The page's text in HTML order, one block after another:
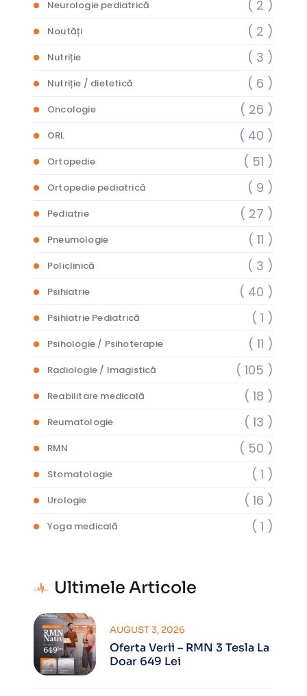
Neurologie pediatrică ( 2 )
Noutăți ( 2 )
Nutriție ( 3 )
Nutriție / dietetică ( 6 )
Oncologie ( 26 )
ORL ( 40 )
Ortopedie ( 51 )
Ortopedie pediatrică ( 9 )
Pediatrie ( 27 )
Pneumologie ( 11 )
Policlinică ( 3 )
Psihiatrie ( 40 )
Psihiatrie Pediatrică ( 1 )
Psihologie / Psihoterapie ( 11 )
Radiologie / Imagistică ( 105 )
Reabilitare medicală ( 18 )
Reumatologie ( 13 )
RMN ( 50 )
Stomatologie ( 1 )
Urologie ( 16 )
Yoga medicală ( 1 )
Ultimele Articole
Oferta Verii – RMN 3 Tesla La
Doar 649 Lei
AUGUST 3, 2026